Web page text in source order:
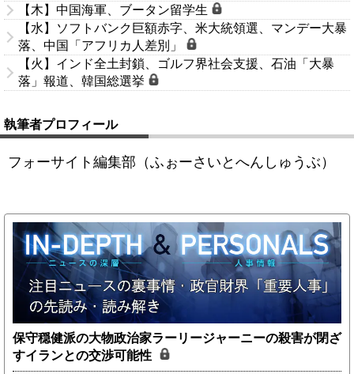
【木】中国海軍、ブータン留学生
【水】ソフトバンク巨額赤字、米大統領選、マンデー大暴
落、中国「アフリカ人差別」
【火】インド全土封鎖、ゴルフ界社会支援、石油「大暴
落」報道、韓国総選挙
執筆者プロフィール
フォーサイト編集部（ふぉーさいとへんしゅうぶ）
保守穏健派の大物政治家ラーリージャーニーの殺害が閉ざ
すイランとの交渉可能性